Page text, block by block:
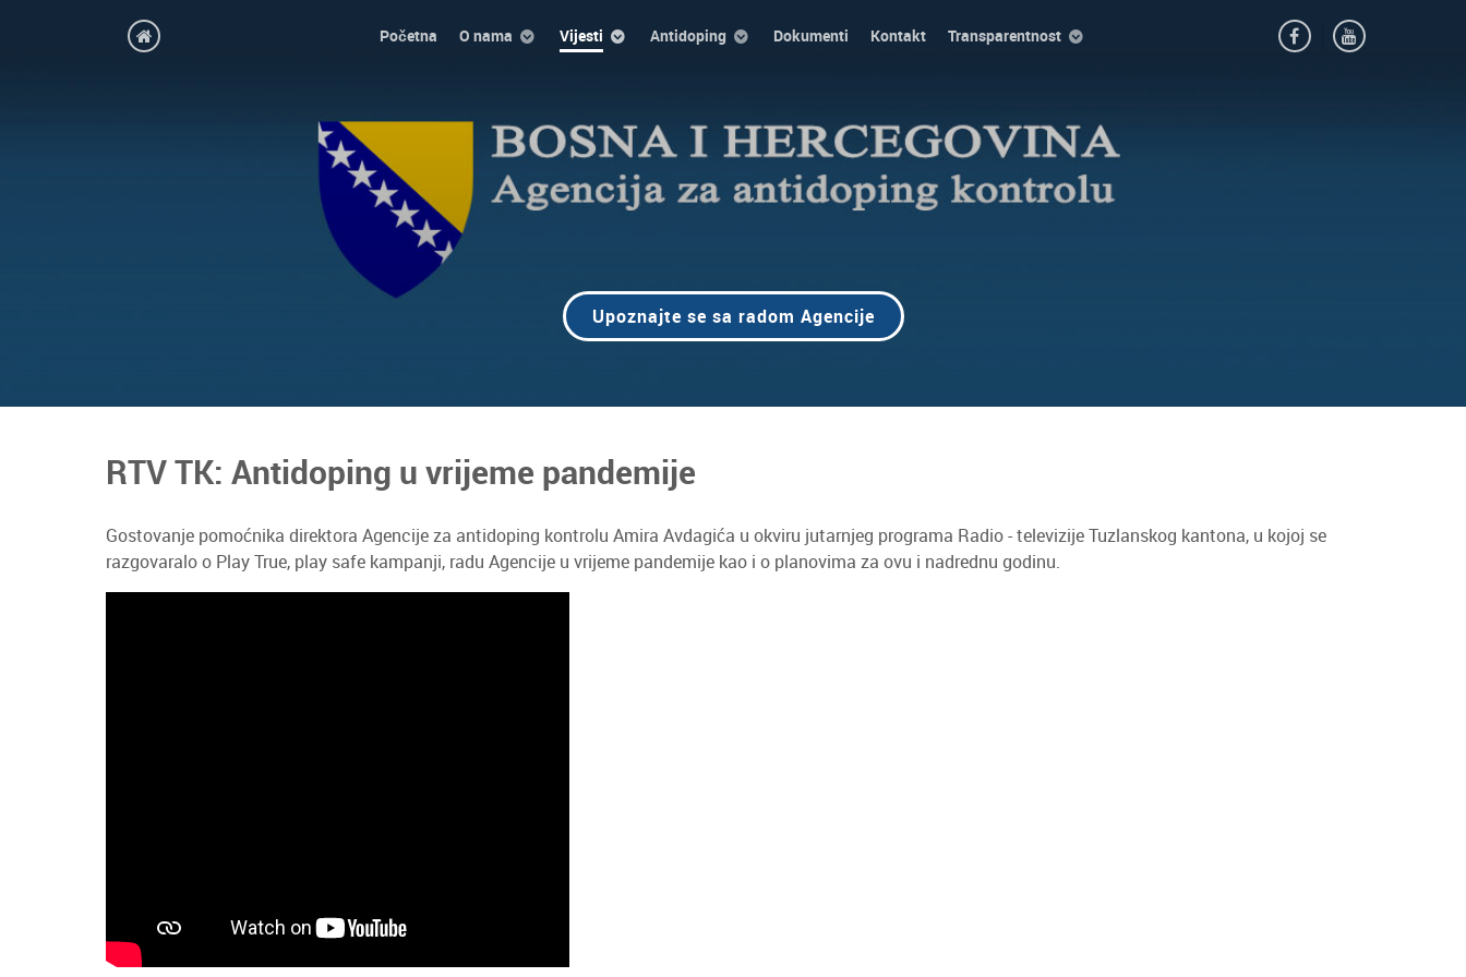
Početna O nama Vijesti Antidoping Dokumenti Kontakt Transparentnost
Upoznajte se sa radom Agencije
RTV TK: Antidoping u vrijeme pandemije
Gostovanje pomoćnika direktora Agencije za antidoping kontrolu Amira Avdagića u okviru jutarnjeg programa Radio - televizije Tuzlanskog kantona, u kojoj se
razgovaralo o Play True, play safe kampanji, radu Agencije u vrijeme pandemije kao i o planovima za ovu i nadrednu godinu.